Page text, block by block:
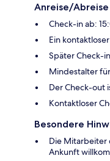
Anreise/Abreise
Check-in ab:
Ein
Später Check-
Mindestalter
Der Check-out
Kontaktloser
Besondere
Die Mitarbeiter
Ankunft